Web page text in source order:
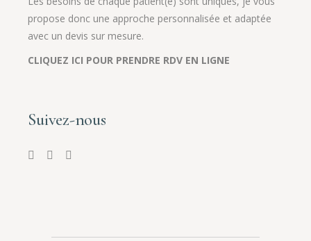
propose donc une approche personnalisée et adaptée
avec un devis sur mesure.
CLIQUEZ ICI POUR PRENDRE RDV EN LIGNE
Suivez-nous